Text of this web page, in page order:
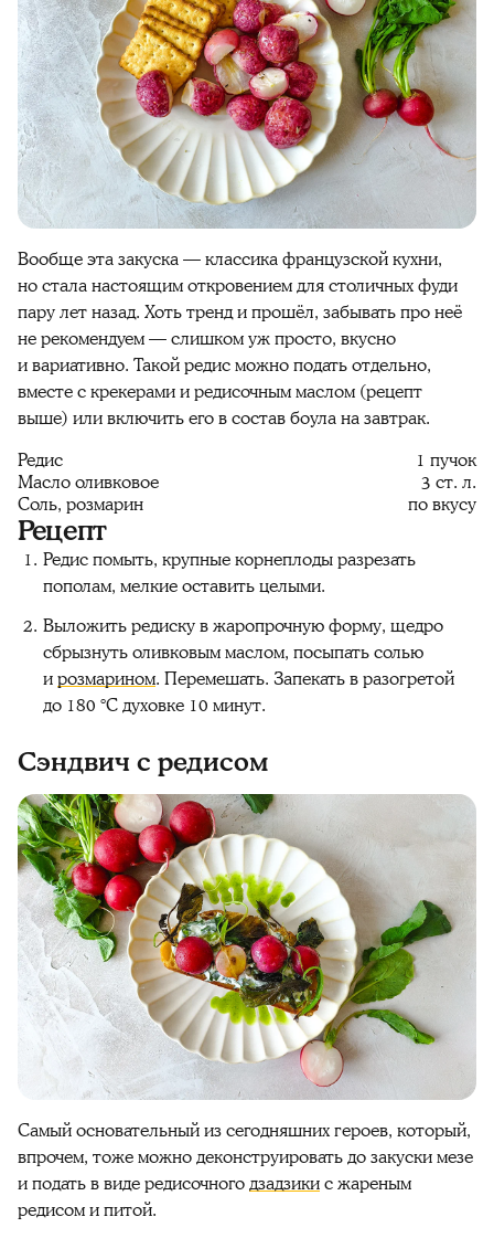
Вообще эта закуска — классика французской кухни,
но стала настоящим откровением для столичных фуди
пару лет назад. Хоть тренд и прошёл, забывать про неё
не рекомендуем — слишком уж просто, вкусно
и вариативно. Такой редис можно подать отдельно,
вместе с крекерами и редисочным маслом (рецепт
выше) или включить его в состав боула на завтрак.
Редис
1 пучок
Масло оливковое
3 ст. л.
Соль, розмарин
по вкусу
Рецепт
Редис помыть, крупные корнеплоды разрезать
пополам, мелкие оставить целыми.
Выложить редиску в жаропрочную форму, щедро
сбрызнуть оливковым маслом, посыпать солью
ирозмарином. Перемешать. Запекать в разогретой
до 180 °C духовке 10 минут.
Сэндвич с редисом
Самый основательный из сегодняшних героев, который,
впрочем, тоже можно деконструировать до закуски мезе
и подать в виде редисочногодзадзикис жареным
редисом и питой.